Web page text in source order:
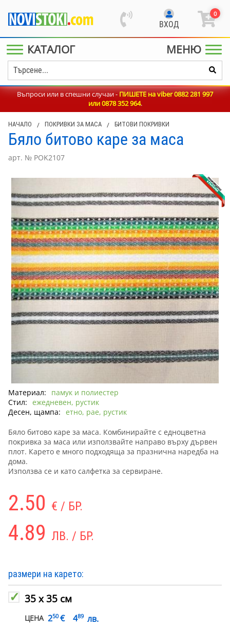
ВХОД
0
КАТАЛОГ МЕНЮ
Въпроси или в спешни случаи -ПИШЕТЕ на viber 0882 281 997
или0878 352 964.
НАЧАЛО / ПОКРИВКИ ЗА МАСА / БИТОВИ ПОКРИВКИ
Бяло битово каре за маса
арт. № POK2107
Материал:
памук и полиестер
Стил: ежедневен, рустик
Десен, щампа: етно, рае, рустик
Бяло битово каре за маса. Комбинирайте с едноцветна
покривка за маса или използвайте направо върху дървен
плот. Карето е много подходяща за празнична наредба на
дома.
Използва се и като салфетка за сервиране.
2.50 € / БР.
4.89 ЛВ. / БР.
размери на карето:
35 х 35 см
ЦЕНА 250 € 489 лв.